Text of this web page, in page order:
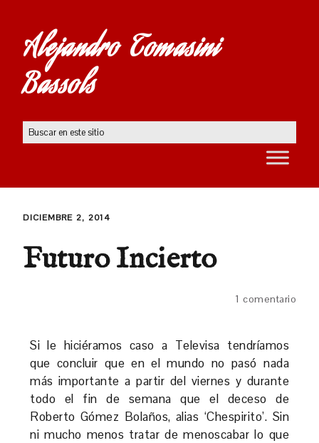
Alejandro Tomasini
Bassols
DICIEMBRE 2, 2014
Futuro Incierto
1 comentario
Si le hiciéramos caso a Televisa tendríamos
que concluir que en el mundo no pasó nada
más importante a partir del viernes y durante
todo el fin de semana que el deceso de
Roberto Gómez Bolaños, alias ‘Chespirito’. Sin
ni mucho menos tratar de menoscabar lo que